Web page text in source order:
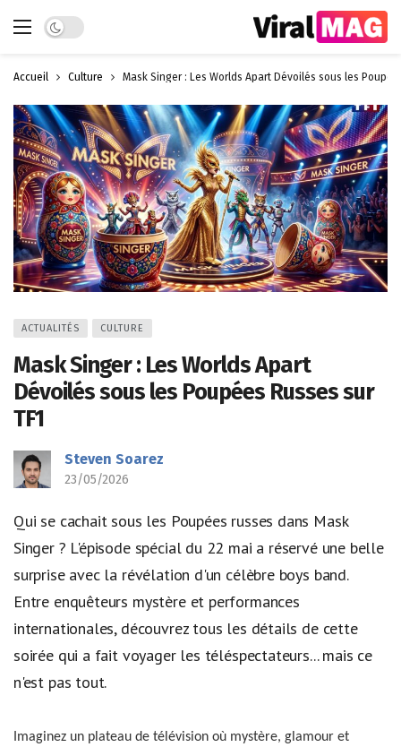
Dark mode
Accueil Culture Mask Singer : Les Worlds Apart Dévoilés sous les
ACTUALITÉS CULTURE
Mask Singer : Les Worlds Apart
Dévoilés sous les Poupées Russes sur
TF1
Steven Soarez
23/05/2026
Qui se cachait sous les Poupées russes dans Mask
Singer ? L'épisode spécial du 22 mai a réservé une belle
surprise avec la révélation d'un célèbre boys band.
Entre enquêteurs mystère et performances
internationales, découvrez tous les détails de cette
soirée qui a fait voyager les téléspectateurs... mais ce
n'est pas tout.
Imaginez un plateau de télévision où mystère, glamour et